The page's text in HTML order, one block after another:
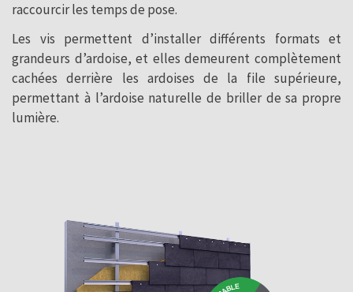
raccourcir les temps de pose.
Les vis permettent d’installer différents formats et
grandeurs d’ardoise, et elles demeurent complètement
cachées derrière les ardoises de la file supérieure,
permettant à l’ardoise naturelle de briller de sa propre
lumière.